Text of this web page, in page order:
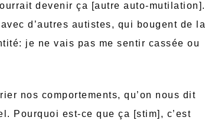
devenir ça [autre auto-mutilation].
d’autres autistes, qui bougent de la
je ne vais pas me sentir cassée ou
nos comportements, qu’on nous dit
Pourquoi est-ce que ça [stim], c’est